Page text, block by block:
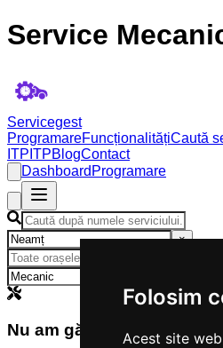
Folosim
Acest site
Service
Servicegest
ProgramareFuncționalitățiCaută
ITP ITPBlogContact
Dashboard Programare
×
Nu am găsit servicii